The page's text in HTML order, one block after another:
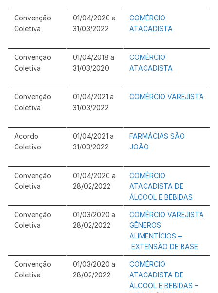
Convenção
Coletiva
01/04/2020 a
31/03/2022
COMÉRCIO
ATACADISTA
Convenção
Coletiva
01/04/2018 a
31/03/2020
COMÉRCIO
ATACADISTA
Convenção
Coletiva
01/04/2021 a
31/03/2022
COMÉRCIO VAREJISTA
Acordo
Coletivo
01/04/2021 a
31/03/2022
FARMÁCIAS SÃO
JOÃO
Convenção
Coletiva
01/04/2020 a
28/02/2022
COMÉRCIO
ATACADISTA DE
ÁLCOOL E BEBIDAS
Convenção
Coletiva
01/03/2020 a
28/02/2022
COMÉRCIO VAREJISTA
GÊNEROS
ALIMENTÍCIOS –
EXTENSÃO DE BASE
Convenção
Coletiva
01/03/2020 a
28/02/2022
COMÉRCIO
ATACADISTA DE
ÁLCOOL E BEBIDAS –